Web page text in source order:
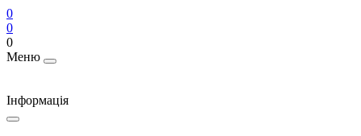
0
0
0
Меню
Інформація